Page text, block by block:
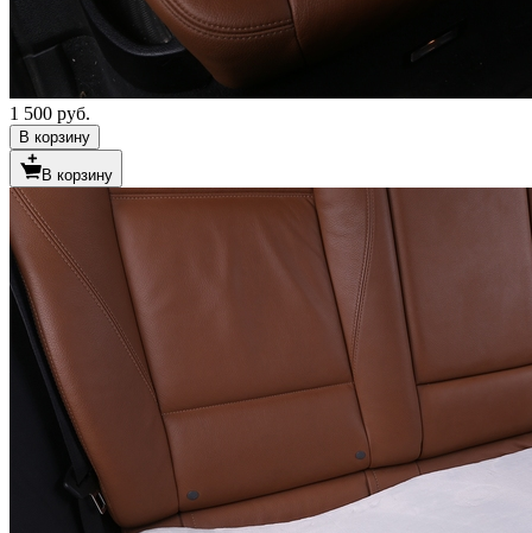
1 500 руб.
В корзину
В корзину